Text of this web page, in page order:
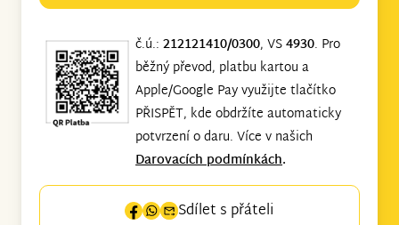
č.ú.:212121410/0300, VS4930. Pro
běžný převod, platbu kartou a
Apple/Google Pay využijte tlačítko
PŘISPĚT, kde obdržíte automaticky
potvrzení o daru. Více v našich
Darovacích podmínkách.
Sdílet s přáteli